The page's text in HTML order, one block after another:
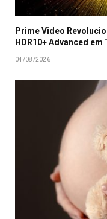
Prime Video
HDR10+ Advanced em
04/08/2026